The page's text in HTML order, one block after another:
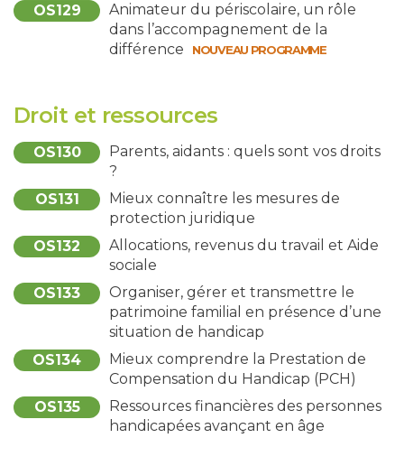
OS129
Animateur du périscolaire, un rôle
dans l’accompagnement de la
différence
NOUVEAU PROGRAMME
Droit et ressources
OS130
Parents, aidants : quels sont vos droits
?
OS131
Mieux connaître les mesures de
protection juridique
OS132
Allocations, revenus du travail et Aide
sociale
OS133
Organiser, gérer et transmettre le
patrimoine familial en présence d’une
situation de handicap
OS134
Mieux comprendre la Prestation de
Compensation du Handicap (PCH)
OS135
Ressources financières des personnes
handicapées avançant en âge